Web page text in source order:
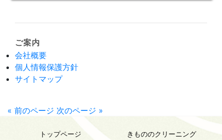
ご案内
会社概要
個人情報保護方針
サイトマップ
« 前のページ 次のページ »
トップページ きもののクリーニング